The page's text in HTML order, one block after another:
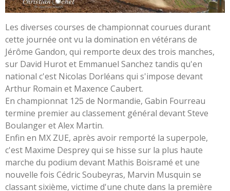
Les diverses courses de championnat courues durant
cette journée ont vu la domination en vétérans de
Jérôme Gandon, qui remporte deux des trois manches,
sur David Hurot et Emmanuel Sanchez tandis qu'en
national c'est Nicolas Dorléans qui s'impose devant
Arthur Romain et Maxence Caubert.
En championnat 125 de Normandie, Gabin Fourreau
termine premier au classement général devant Steve
Boulanger et Alex Martin.
Enfin en MX ZUE, après avoir remporté la superpole,
c'est Maxime Desprey qui se hisse sur la plus haute
marche du podium devant Mathis Boisramé et une
nouvelle fois Cédric Soubeyras, Marvin Musquin se
classant sixième, victime d'une chute dans la première